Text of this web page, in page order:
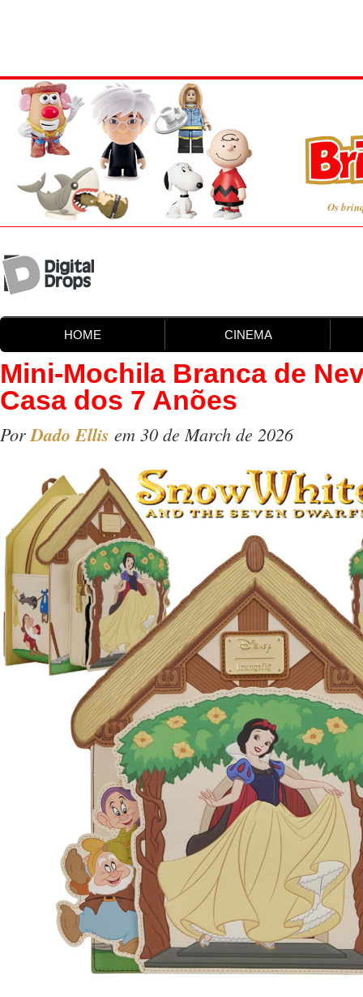
Os
HOME CINEMA
Mini-Mochila Branca de
Casa dos 7 Anões
PorDado Ellis em 30 de March de 2026